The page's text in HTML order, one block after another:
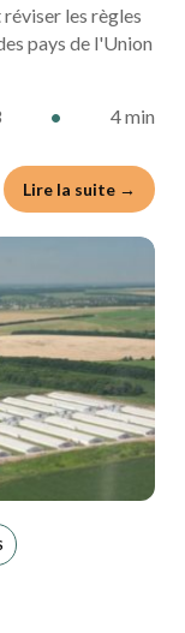
les règles
pays de l'Union
• 4 min
Lire la suite →